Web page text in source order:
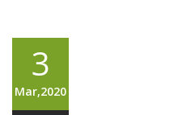
3
Mar,2020